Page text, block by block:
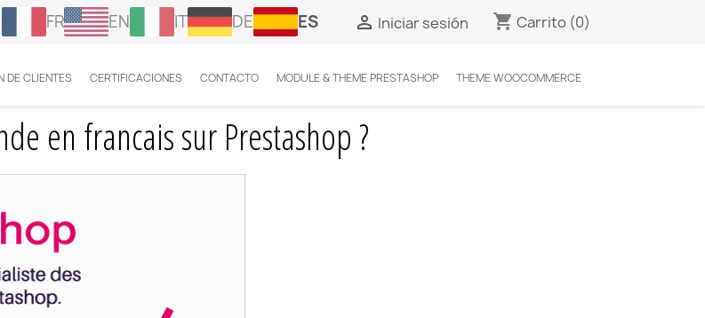
FR EN IT DE ES  Iniciar sesión shopping_cart Carrito (0)
DE CLIENTES CERTIFICACIONES CONTACTO MODULE & THEME PRESTASHOP THEME WOOCOMMERCE
en francais sur Prestashop ?